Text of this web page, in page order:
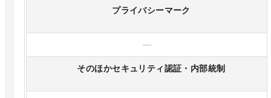
プライバシーマーク
—
そのほかセキュリティ認証・内部統制